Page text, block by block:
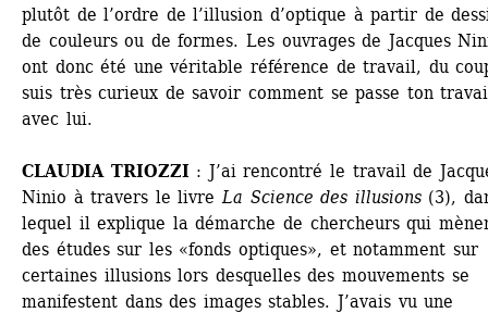
plutôt de l’ordre de l’illusion d’optique à partir de
de couleurs ou de formes. Les ouvrages de Jacques
ont donc été une véritable référence de travail, du
suis très curieux de savoir comment se passe ton
avec lui.
CLAUDIA TRIOZZI : J’ai rencontré le travail de
Ninio à travers le livre La Science des illusions (3),
lequel il explique la démarche de chercheurs qui
des études sur les «fonds optiques», et notamment sur
certaines illusions lors desquelles des mouvements se
manifestent dans des images stables. J’avais vu une